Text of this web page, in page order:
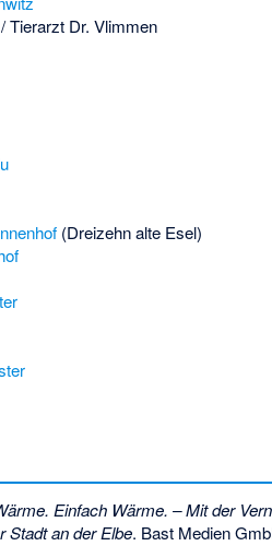
Tierarzt Dr. Vlimmen
(Dreizehn alte Esel)
Einfach Wärme. – Mit der
Stadt an der Elbe. Bast Medien